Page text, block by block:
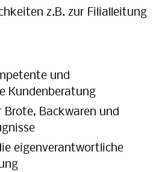
z.B. zur Filialleitung
und
Kundenberatung
Brote, Backwaren und
eigenverantwortliche